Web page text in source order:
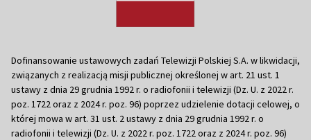
Dofinansowanie ustawowych zadań Telewizji Polskiej S.A. w likwidacji,
związanych z realizacją misji publicznej określonej w art. 21 ust. 1
ustawy z dnia 29 grudnia 1992 r. o radiofonii i telewizji (Dz. U. z 2022 r.
poz. 1722 oraz z 2024 r. poz. 96) poprzez udzielenie dotacji celowej, o
której mowa w art. 31 ust. 2 ustawy z dnia 29 grudnia 1992 r. o
radiofonii i telewizji (Dz. U. z 2022 r. poz. 1722 oraz z 2024 r. poz. 96)